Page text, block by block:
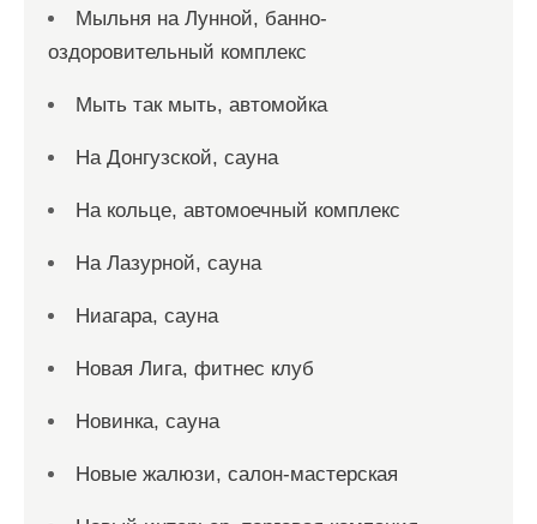
Мыльня на Лунной, банно-
оздоровительный комплекс
Мыть так мыть, автомойка
На Донгузской, сауна
На кольце, автомоечный комплекс
На Лазурной, сауна
Ниагара, сауна
Новая Лига, фитнес клуб
Новинка, сауна
Новые жалюзи, салон-мастерская